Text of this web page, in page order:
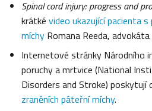
Spinal cord injury: progress and
krátké video ukazující pacienta
míchy Romana Reeda,
Internetové stránky Národního
poruchy a mrtvice (National
Disorders and Stroke) poskytují
zraněních páteřní míchy.